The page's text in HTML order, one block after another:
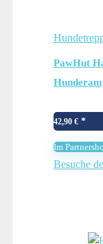
PawHut
Plüsch
42,90 €
Im
Besuche